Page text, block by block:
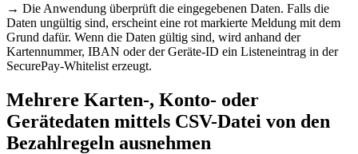
→ Die Anwendung überprüft die eingegebenen Daten. Falls die
Daten ungültig sind, erscheint eine rot markierte Meldung mit dem
Grund dafür. Wenn die Daten gültig sind, wird anhand der
Kartennummer, IBAN oder der Geräte-ID ein Listeneintrag in der
SecurePay-Whitelist erzeugt.
Mehrere Karten-, Konto- oder
Gerätedaten mittels CSV-Datei von den
Bezahlregeln ausnehmen